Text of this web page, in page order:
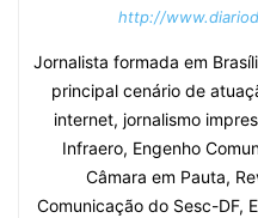
http://
Jornalista formada em
principal cenário de
internet, jornalismo
Infraero, Engenho
Câmara em Pauta,
Comunicação do Sesc-DF,